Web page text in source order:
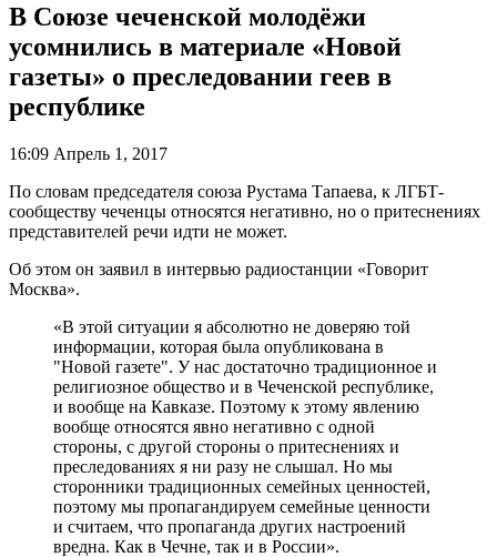
В Союзе чеченской молодёжи
усомнились в материале «Новой
газеты» о преследовании геев в
республике
16:09 Апрель 1, 2017
По словам председателя союза Рустама Тапаева, к ЛГБТ-
сообществу чеченцы относятся негативно, но о притеснениях
представителей речи идти не может.
Об этом он заявил в интервью радиостанции «Говорит
Москва».
«В этой ситуации я абсолютно не доверяю той
информации, которая была опубликована в
"Новой газете". У нас достаточно традиционное и
религиозное общество и в Чеченской республике,
и вообще на Кавказе. Поэтому к этому явлению
вообще относятся явно негативно с одной
стороны, с другой стороны о притеснениях и
преследованиях я ни разу не слышал. Но мы
сторонники традиционных семейных ценностей,
поэтому мы пропагандируем семейные ценности
и считаем, что пропаганда других настроений
вредна. Как в Чечне, так и в России».